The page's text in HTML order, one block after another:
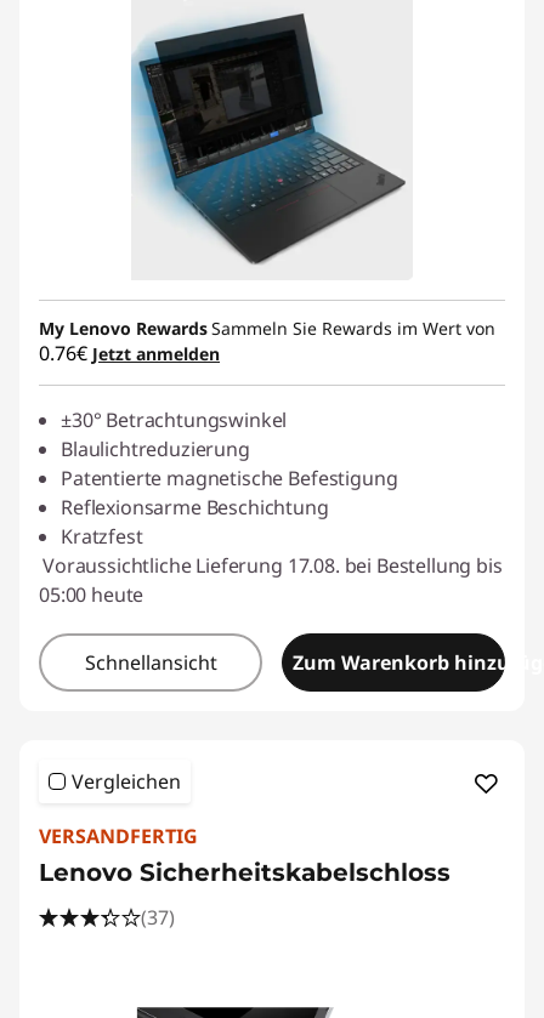
My Lenovo RewardsSammeln Sie Rewards im Wert von
0.76€ Jetzt anmelden
±30° Betrachtungswinkel
Blaulichtreduzierung
Patentierte magnetische Befestigung
Reflexionsarme Beschichtung
Kratzfest
Voraussichtliche Lieferung 17.08. bei Bestellung bis
05:00 heute
Schnellansicht Zum Warenkorb
Vergleichen
VERSANDFERTIG
Lenovo Sicherheitskabelschloss
(37)